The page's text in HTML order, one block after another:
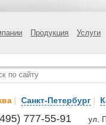
Продукция Услуги
| Санкт-Петербург |
777-55-91 ул.